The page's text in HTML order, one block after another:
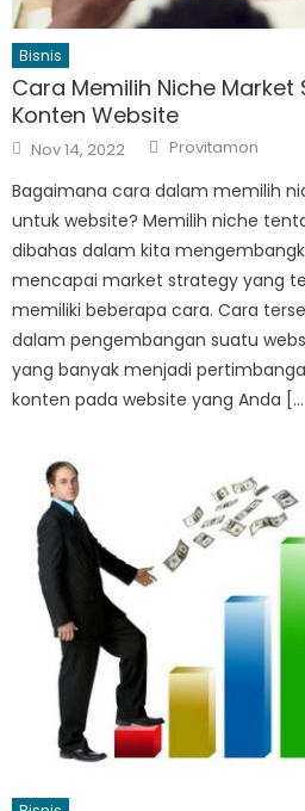
Bisnis
Cara Memilih Niche Market
Konten Website
Posted
on
Nov 14, 2022 Author
Provitamon
Bagaimana cara dalam memilih
untuk website? Memilih niche
dibahas dalam kita
mencapai market strategy yang
memiliki beberapa cara. Cara
dalam pengembangan suatu
yang banyak menjadi
konten pada website yang Anda